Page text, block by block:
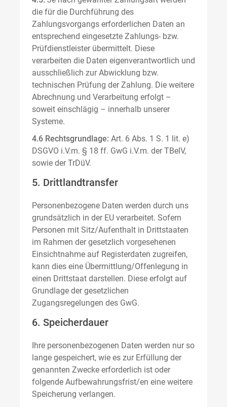
die für die Durchführung des
Zahlungsvorgangs erforderlichen Daten an
entsprechend eingesetzte Zahlungs- bzw.
Prüfdienstleister übermittelt. Diese
verarbeiten die Daten eigenverantwortlich und
ausschließlich zur Abwicklung bzw.
technischen Prüfung der Zahlung. Die weitere
Abrechnung und Verarbeitung erfolgt –
soweit einschlägig – innerhalb unserer
Systeme.
4.6 Rechtsgrundlage: Art. 6 Abs. 1 S. 1 lit. e)
DSGVO i.V.m. § 18 ff. GwG i.V.m. der TBelV,
sowie der TrDüV.
5. Drittlandtransfer
Personenbezogene Daten werden durch uns
grundsätzlich in der EU verarbeitet. Sofern
Personen mit Sitz/Aufenthalt in Drittstaaten
im Rahmen der gesetzlich vorgesehenen
Einsichtnahme auf Registerdaten zugreifen,
kann dies eine Übermittlung/Offenlegung in
einen Drittstaat darstellen. Diese erfolgt auf
Grundlage der gesetzlichen
Zugangsregelungen des GwG.
6. Speicherdauer
Ihre personenbezogenen Daten werden nur so
lange gespeichert, wie es zur Erfüllung der
genannten Zwecke erforderlich ist oder
folgende Aufbewahrungsfrist/en eine weitere
Speicherung verlangen.